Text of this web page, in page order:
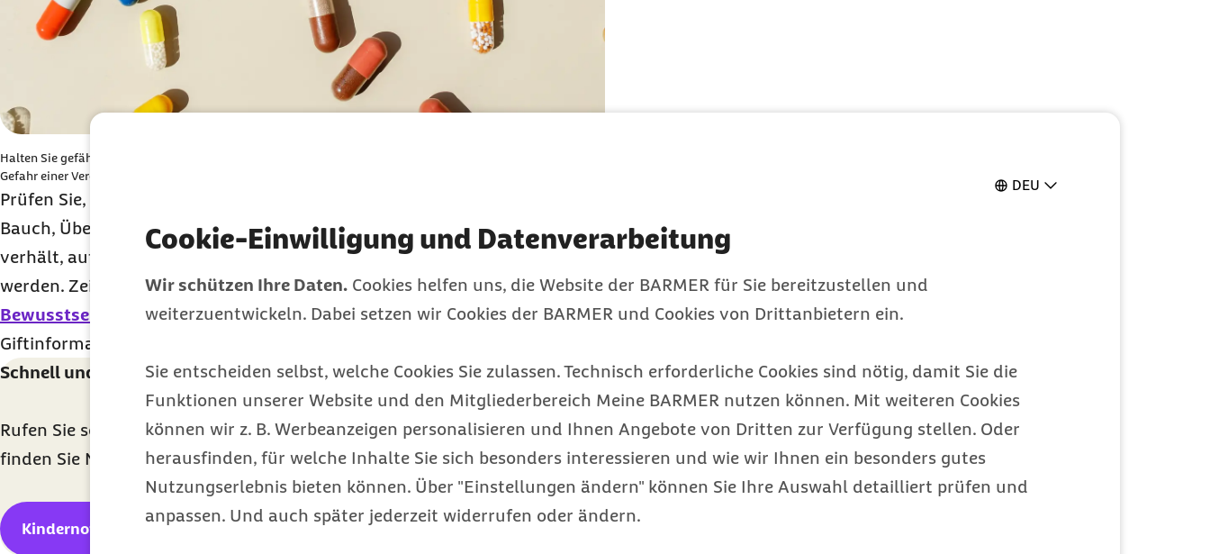
DEU
Cookie-Einwilligung und Datenverarbeitung
Wir schützen Ihre Daten. Cookies helfen uns, die Website der BARMER für Sie bereitzustellen und
weiterzuentwickeln. Dabei setzen wir Cookies der BARMER und Cookies von Drittanbietern ein.
Sie entscheiden selbst, welche Cookies Sie zulassen. Technisch erforderliche Cookies sind nötig, damit Sie die
Funktionen unserer Website und den Mitgliederbereich Meine BARMER nutzen können. Mit weiteren Cookies
können wir z. B. Werbeanzeigen personalisieren und Ihnen Angebote von Dritten zur Verfügung stellen. Oder
herausfinden, für welche Inhalte Sie sich besonders interessieren und wie wir Ihnen ein besonders gutes
Nutzungserlebnis bieten können. Über "Einstellungen ändern" können Sie Ihre Auswahl detailliert prüfen und
anpassen. Und auch später jederzeit widerrufen oder ändern.
Halten Sie gefährliche Substanzen, wie z. B. Medikamente, immer aus der Reichweite Ihres Kindes, um der
Gefahr einer Vergiftung entgegenzuwirken
Prüfen Sie, welche Symptome das Kind zeigt: Schmerzen im
Bauch, Übelkeit und Erbrechen? Auch wenn sich das Kind unnormal
verhält, auffällig still ist oder wirr redet, sollte an eine Vergiftung gedacht
werden. Zeigt das Kind Auswirkungen auf lebenswichtige Funktionen wie
Bewusstsein
oder Atmung, ist keine Zeit für einen Anruf beim
Giftinformationszentrum. Dann rufen Sie direkt den Notruf unter
Schnell und sicher handeln mit der kostenlosen Kindernotfall-App
Rufen Sie schnell Informationen über Erste-Hilfe-Maßnahmen auf oder
finden Sie Notfallambulanzen direkt in Ihrer Nähe.
Kindernotfall-App